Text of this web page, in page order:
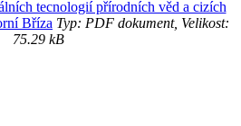
tecnologií přírodních věd a cizích
Bříza Typ: PDF dokument, Velikost:
75.29 kB